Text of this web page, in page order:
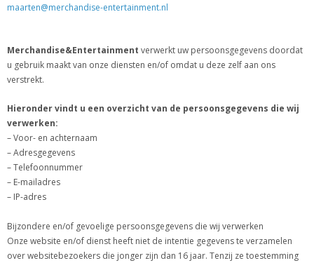
maarten@merchandise-entertainment.nl
Merchandise&Entertainment verwerkt uw persoonsgegevens doordat
u gebruik maakt van onze diensten en/of omdat u deze zelf aan ons
verstrekt.
Hieronder vindt u een overzicht van de persoonsgegevens die wij
verwerken:
– Voor- en achternaam
– Adresgegevens
– Telefoonnummer
– E-mailadres
– IP-adres
Bijzondere en/of gevoelige persoonsgegevens die wij verwerken
Onze website en/of dienst heeft niet de intentie gegevens te verzamelen
over websitebezoekers die jonger zijn dan 16 jaar. Tenzij ze toestemming